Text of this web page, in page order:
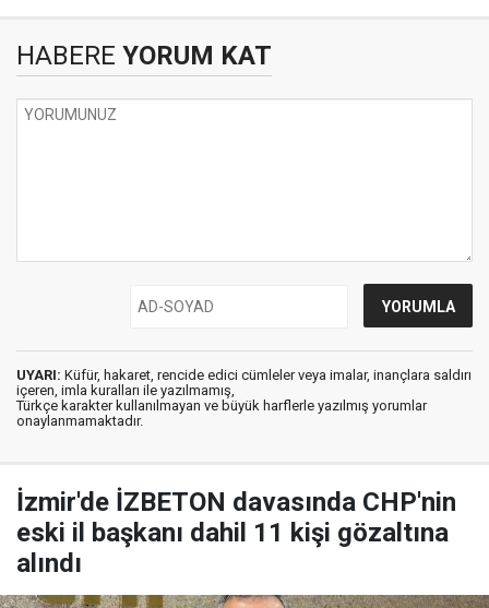
HABERE YORUM KAT
UYARI: Küfür, hakaret, rencide edici cümleler veya imalar, inançlara saldırı
içeren, imla kuralları ile yazılmamış,
Türkçe karakter kullanılmayan ve büyük harflerle yazılmış yorumlar
onaylanmamaktadır.
İzmir'de İZBETON davasında CHP'nin
eski il başkanı dahil 11 kişi gözaltına
alındı